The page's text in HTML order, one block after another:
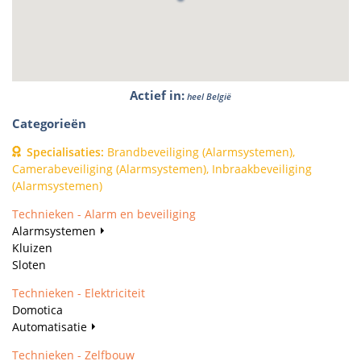
Actief in: heel België
Categorieën
Specialisaties: Brandbeveiliging (Alarmsystemen),
Camerabeveiliging (Alarmsystemen), Inbraakbeveiliging
(Alarmsystemen)
Technieken - Alarm en beveiliging
Alarmsystemen
Kluizen
Sloten
Technieken - Elektriciteit
Domotica
Automatisatie
Technieken - Zelfbouw